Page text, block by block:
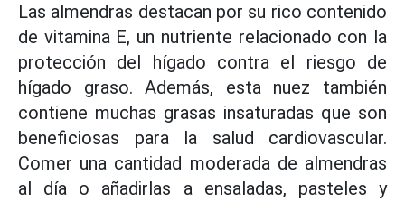
Las almendras destacan por su rico contenido
de vitamina E, un nutriente relacionado con la
protección del hígado contra el riesgo de
hígado graso. Además, esta nuez también
contiene muchas grasas insaturadas que son
beneficiosas para la salud cardiovascular.
Comer una cantidad moderada de almendras
al día o añadirlas a ensaladas, pasteles y